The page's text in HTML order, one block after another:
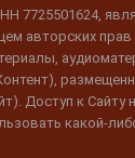
7725501624,
авторских прав
Доступ к Сайту
какой-